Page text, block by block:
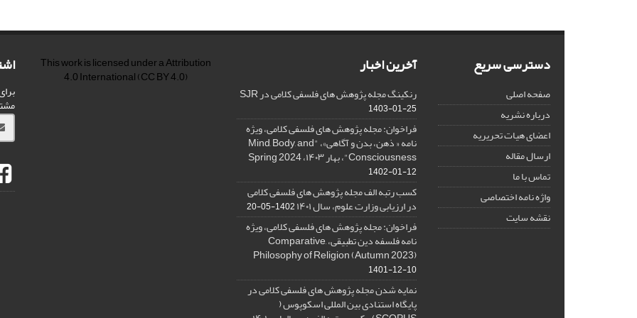
دسترسی سریع
صفحه اصلی
درباره نشریه
اعضای هیات تحریریه
ارسال مقاله
تماس با ما
واژه نامه اختصاصی
نقشه سایت
آخرین اخبار
رنکینگ مجله پژوهش های فلسفی کلامی در SJR
1403-01-25
فراخوان: مجله پژوهش های فلسفی کلامی، ویژه
نامه « ذهن، بدن و آگاهی»، "Mind, Body, and
Consciousness"، بهار ۱۴۰۳، Spring 2024
1402-01-12
کسب رتبه الف مجله پژوهش های فلسفی کلامی
در ارزیابی وزارت علوم، سال ۱۴۰۱ 1402-05-20
فراخوان: مجله پژوهش های فلسفی کلامی، ویژه
نامه فلسفه دین تطبیقی، ,Comparative
Philosophy of Religion (Autumn 2023)
1401-12-10
نمایه شدن مجله پژوهش های فلسفی کلامی در
پایگاه استنادی بین المللی اسکوپوس (
This work is licensed under aAttribution
4.0 International(CC BY 4.0)